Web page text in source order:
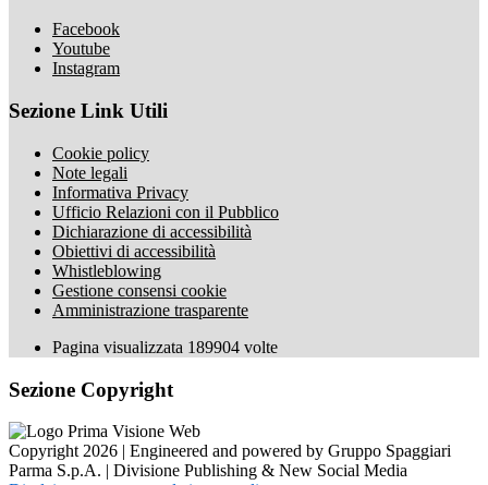
Facebook
Youtube
Instagram
Sezione Link Utili
Cookie policy
Note legali
Informativa Privacy
Ufficio Relazioni con il Pubblico
Dichiarazione di accessibilità
Obiettivi di accessibilità
Whistleblowing
Gestione consensi cookie
Amministrazione trasparente
Pagina visualizzata 189904 volte
Sezione Copyright
Copyright 2026 | Engineered and powered by Gruppo Spaggiari
Parma S.p.A. | Divisione Publishing & New Social Media